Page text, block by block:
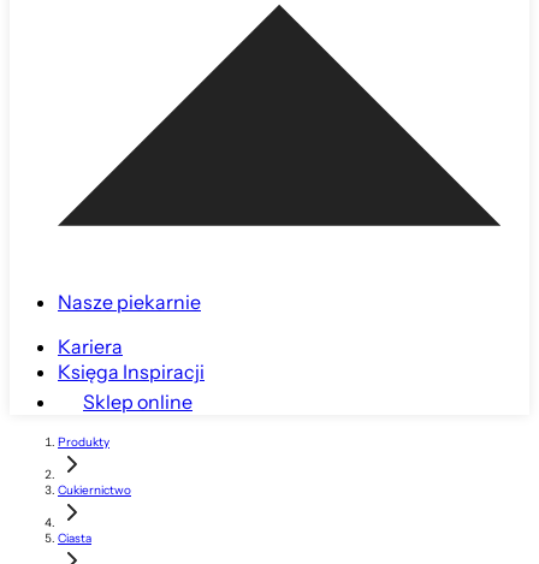
Nasze piekarnie
Kariera
Księga Inspiracji
Sklep online
Produkty
Cukiernictwo
Ciasta